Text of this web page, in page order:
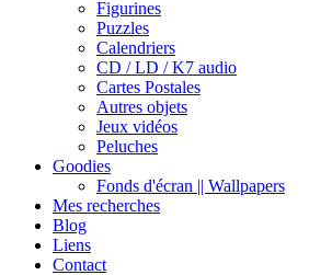
Figurines
Puzzles
Calendriers
CD / LD / K7 audio
Cartes Postales
Autres objets
Jeux vidéos
Peluches
Goodies
Fonds d'écran || Wallpapers
Mes recherches
Blog
Liens
Contact